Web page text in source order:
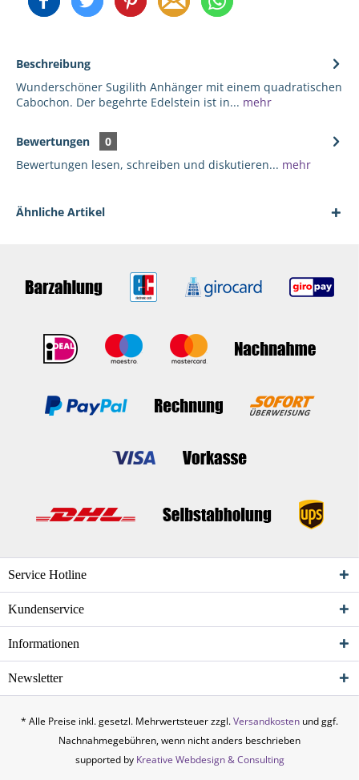
Beschreibung
Wunderschöner Sugilith Anhänger mit einem quadratischen
Cabochon. Der begehrte Edelstein ist in... mehr
Bewertungen
0
Bewertungen lesen, schreiben und diskutieren... mehr
Ähnliche Artikel
Service Hotline
Kundenservice
Informationen
Newsletter
* Alle Preise inkl. gesetzl. Mehrwertsteuer zzgl.Versandkosten und ggf.
Nachnahmegebühren, wenn nicht anders beschrieben
supported by Kreative Webdesign & Consulting